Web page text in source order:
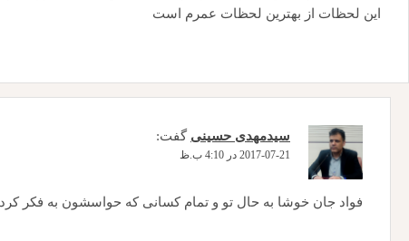
این لحظات از بهترین لحظات عمرم است
سیدمهدی حسینی گفت:
2017-07-21 در 4:10 ب.ظ
فواد جان خوشا به حال تو و تمام کسانی که حواسشون به فکر